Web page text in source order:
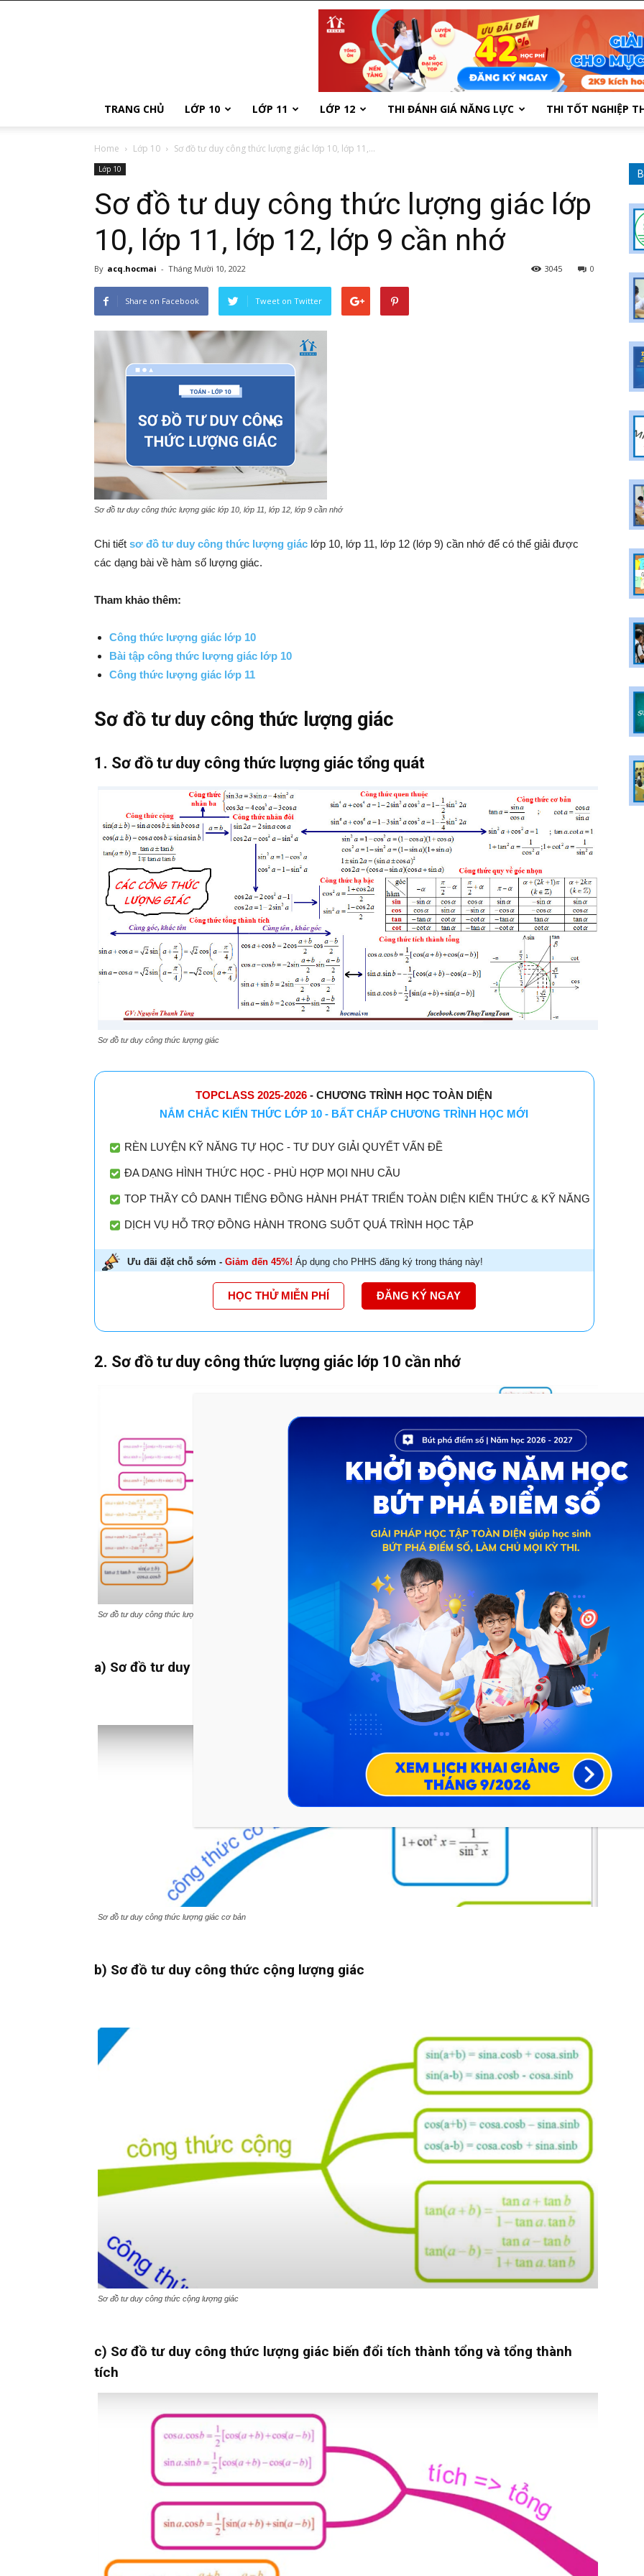
TRANG CHỦ LỚP 10 LỚP 11 LỚP 12 THI ĐÁNH GIÁ NĂNG LỰC THI TỐT NGHIỆP
Home Lớp 10 Sơ đồ tư duy công thức lượng giác lớp 10, lớp 11,...
Lớp 10
Sơ đồ tư duy công thức lượng giác lớp
10, lớp 11, lớp 12, lớp 9 cần nhớ
By acq.hocmai - Tháng Mười 10, 2022 0
3045
Share on Facebook Tweet on Twitter
Sơ đồ tư duy công thức lượng giác lớp 10, lớp 11, lớp 12, lớp 9 cần nhớ
Chi tiết sơ đồ tư duy công thức lượng giáclớp 10, lớp 11, lớp 12 (lớp 9) cần nhớ để có thể giải được
các dạng bài về hàm số lượng giác.
Tham khảo thêm:
Công thức lượng giác lớp 10
Bài tập công thức lượng giác lớp 10
Công thức lượng giác lớp 11
Sơ đồ tư duy công thức lượng giác
1. Sơ đồ tư duy công thức lượng giác tổng quát
Sơ đồ tư duy công thức lượng giác
TOPCLASS 2025-2026 - CHƯƠNG TRÌNH HỌC TOÀN DIỆN
NẮM CHẮC KIẾN THỨC LỚP 10 - BẤT CHẤP CHƯƠNG TRÌNH HỌC MỚI
RÈN LUYỆN KỸ NĂNG TỰ HỌC - TƯ DUY GIẢI QUYẾT VẤN ĐỀ
ĐA DẠNG HÌNH THỨC HỌC - PHÙ HỢP MỌI NHU CẦU
TOP THẦY CÔ DANH TIẾNG ĐỒNG HÀNH PHÁT TRIỂN TOÀN DIỆN KIẾN THỨC & KỸ NĂNG
DỊCH VỤ HỖ TRỢ ĐỒNG HÀNH TRONG SUỐT QUÁ TRÌNH HỌC TẬP
Ưu đãi đặt chỗ sớm - Giảm đến 45%! Áp dụng cho PHHS đăng ký trong tháng này!
HỌC THỬ MIỄN PHÍ ĐĂNG KÝ NGAY
2. Sơ đồ tư duy công thức lượng giác lớp 10 cần nhớ
Sơ đồ tư duy công thức lượng giác lớp 10
a) Sơ đồ tư duy công thức lượng giác cơ bản
Sơ đồ tư duy công thức lượng giác cơ bản
b) Sơ đồ tư duy công thức cộng lượng giác
Sơ đồ tư duy công thức cộng lượng giác
c) Sơ đồ tư duy công thức lượng giác biến đổi tích thành tổng và tổng thành
tích